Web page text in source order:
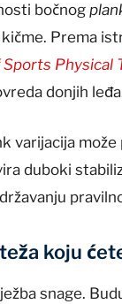
bočnog
Prema
Physical
donjih
varijacija
duboki
koju
snage.